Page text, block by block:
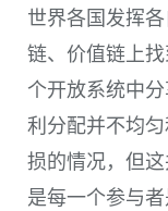
世界各国发挥
链、价值链上
个开放系统中
利分配并不均
损的情况，但
是每一个参与